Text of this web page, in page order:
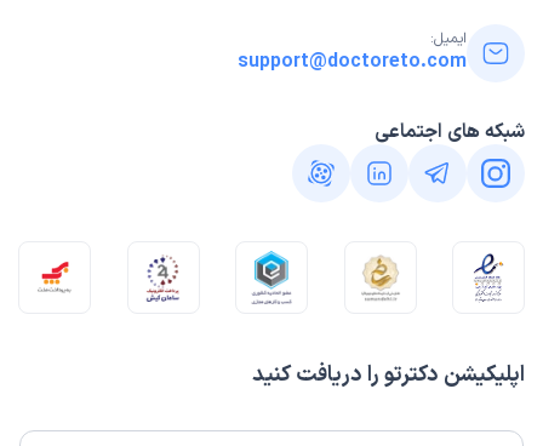
اپلیکیشن دکترتو را دریافت کنید
ایمیل:
support@doctoreto.com
شبکه های اجتماعی